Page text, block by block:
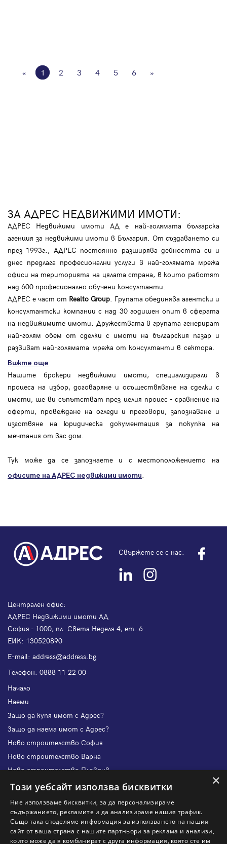
« 1 2 3 4 5 6 »
ЗА АДРЕС НЕДВИЖИМИ ИМОТИ:
АДРЕС Недвижими имоти АД е най-голямата българска
агенция за недвижими имоти в България. От създаването си
през 1993г., АДРЕС постоянно разширява дейността си и
днес предлага професионални услуги в най-голямата мрежа
офиси на територията на цялата страна, в които работят
над 600 професионално обучени консултанти.
АДРЕС е част от Realto Group. Групата обединява агентски и
консултантски компании с над 30 годишен опит в сферата
на недвижимите имоти. Дружествата в групата генерират
най-голям обем от сделки с имоти на българския пазар и
развиват най-голямата мрежа от консултанти в сектора.
Вижте още
Нашите брокери недвижими имоти, специализирали в
процеса на избор, договаряне и осъществяване на сделки с
имоти, ще ви съпътстват през целия процес - сравнение на
оферти, провеждане на огледи и преговори, запознаване и
изготвяне на юридическа документация за покупка на
мечтания от вас дом.
Тук може да се запознаете и с местоположението на
офисите на АДРЕС недвижими имоти.
Свържете се с нас:
Централен офис:
АДРЕС Недвижими имоти АД
София - 1000, пл. Света Неделя 4, ет. 6
ЕИК: 130520890
Е-mail: address@address.bg
Телефон: 0888 11 22 00
Начало
Наеми
Защо да купя имот с Адрес?
Защо да наема имот с Адрес?
Ново строителство София
Ново строителство Варна
Ново строителство Пловдив
Ново строителство Бургас
Защо да отдам имот с Адрес?
Наши офиси
Кариери
×
Този уебсайт използва бисквитки
Ние използваме бисквитки, за да персонализираме
съдържанието, рекламите и да анализираме нашия трафик.
Също така споделяме информация за използването на нашия
сайт от ваша страна с нашите партньори за реклама и анализи,
които може да я комбинират с друга информация, която сте им